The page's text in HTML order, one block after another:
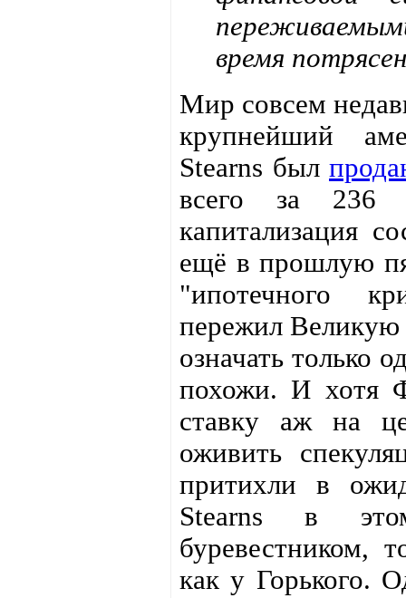
время
Мир совсем
крупнейший
Stearns был
всего за 236
капитализация
ещё в прошлую
"ипотечного
пережил
означать только
похожи. И хотя
ставку аж на
оживить
притихли в
Stearns в
буревестником,
как у Горького.